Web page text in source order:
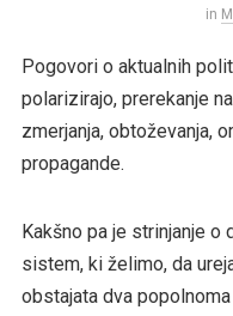
in
Pogovori o aktualnih
polarizirajo, prerekanje
zmerjanja, obtoževanja,
propagande.
Kakšno pa je strinjanje o
sistem, ki želimo, da
obstajata dva